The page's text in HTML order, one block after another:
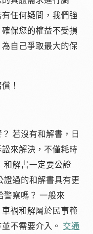
任何疑問，我們強
保您的權益不受損
自己爭取最大的保
！
若沒有和解書，日
來解決，不僅耗時
和解書一定要公證
證過的和解書具有更
警察嗎？ 一般來
禍和解屬於民事範
不需要介入。 交通